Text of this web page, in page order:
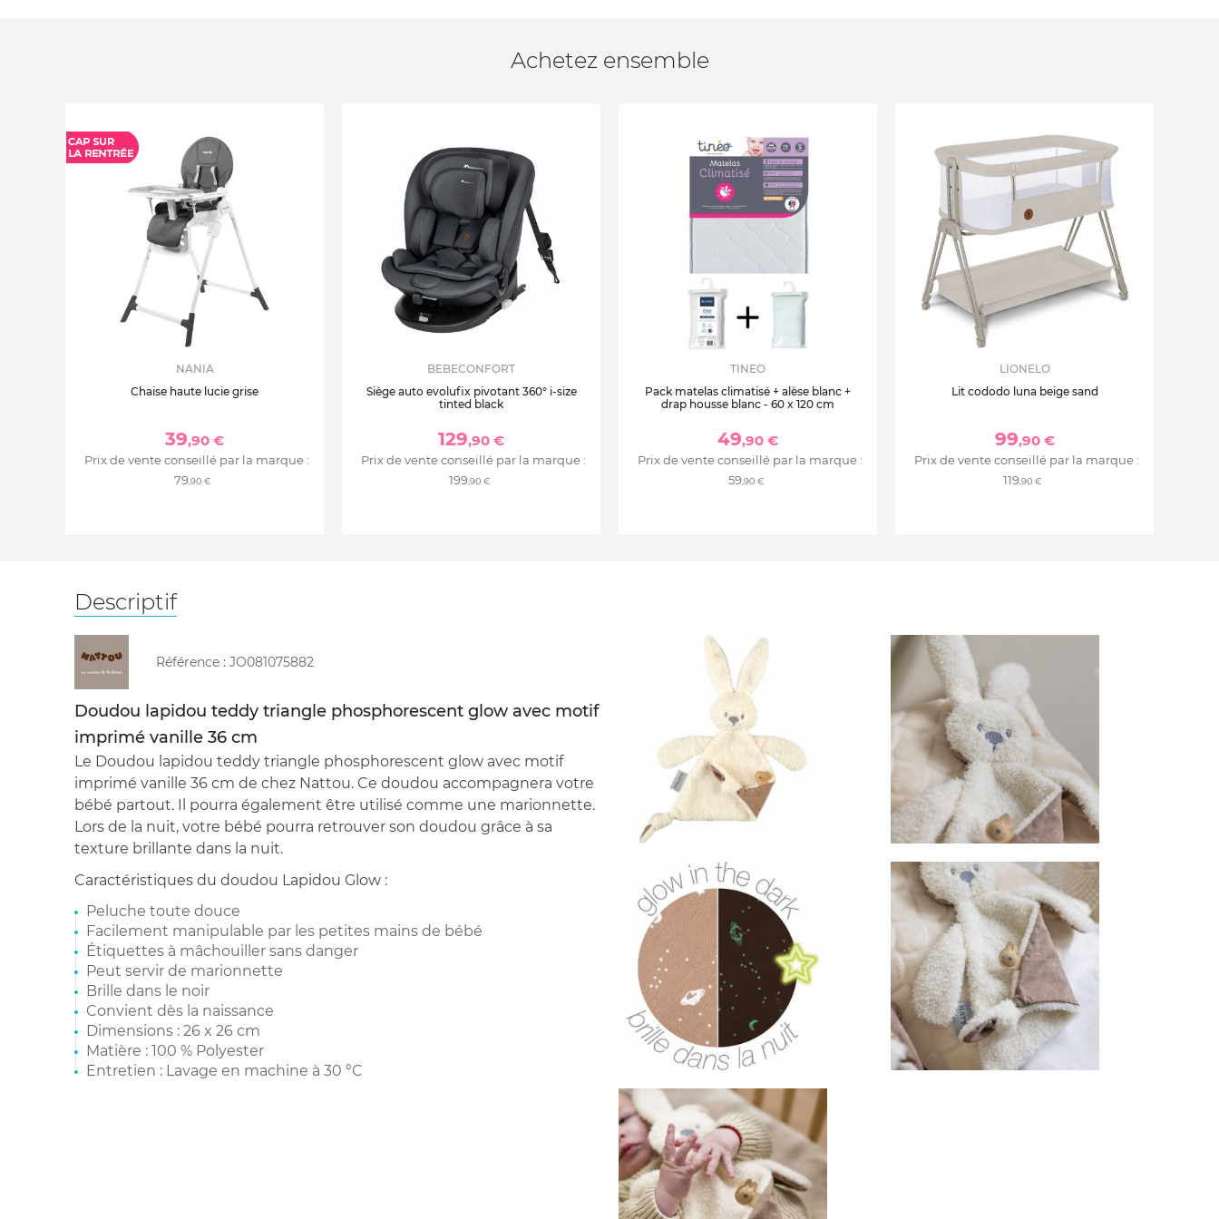
Achetez ensemble
NANIA
Chaise haute lucie grise
39,90 €
Prix de vente conseillé par la marque :
79,90 €
BEBECONFORT
Siège auto evolufix pivotant 360° i-size
tinted black
129,90 €
Prix de vente conseillé par la marque :
199,90 €
TINEO
Pack matelas climatisé + alèse blanc +
drap housse blanc - 60 x 120 cm
49,90 €
Prix de vente conseillé par la marque :
59,90 €
LIONELO
Lit cododo luna beige sand
99,90 €
Prix de vente conseillé par la marque :
119,90 €
Descriptif
Référence : JO081075882
Doudou lapidou teddy triangle phosphorescent glow avec motif
imprimé vanille 36 cm
Le Doudou lapidou teddy triangle phosphorescent glow avec motif
imprimé vanille 36 cm de chez Nattou. Ce doudou accompagnera votre
bébé partout. Il pourra également être utilisé comme une marionnette.
Lors de la nuit, votre bébé pourra retrouver son doudou grâce à sa
texture brillante dans la nuit.
Caractéristiques du doudou Lapidou Glow :
Peluche toute douce
Facilement manipulable par les petites mains de bébé
Étiquettes à mâchouiller sans danger
Peut servir de marionnette
Brille dans le noir
Convient dès la naissance
Dimensions : 26 x 26 cm
Matière : 100 % Polyester
Entretien : Lavage en machine à 30 °C